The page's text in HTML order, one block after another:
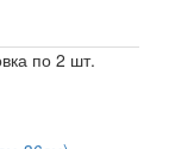
по 2 шт.